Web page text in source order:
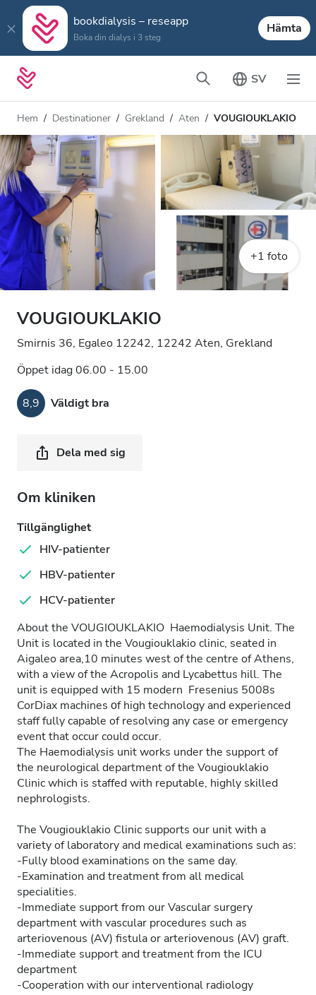
bookdialysis – reseapp
Boka din dialys i 3 steg
Hämta
SV
Hem Destinationer Grekland Aten VOUGIOUKLAKIO
+1 foto
VOUGIOUKLAKIO
Smirnis 36, Egaleo 12242, 12242 Aten, Grekland
Öppet idag 06.00 - 15.00
8,9 Väldigt bra
Dela med sig
Om kliniken
Tillgänglighet
HIV-patienter
HBV-patienter
HCV-patienter
About the VOUGIOUKLAKIO Haemodialysis Unit. The
Unit is located in the Vougiouklakio clinic, seated in
Aigaleo area,10 minutes west of the centre of Athens,
with a view of the Acropolis and Lycabettus hill. The
unit is equipped with 15 modern Fresenius 5008s
CorDiax machines οf high technology and experienced
staff fully capable of resolving any case or emergency
event that occur could occur.
The Haemodialysis unit works under the support of
the neurological department of the Vougiouklakio
Clinic which is staffed with reputable, highly skilled
nephrologists.
The Vougiouklakio Clinic supports our unit with a
variety of laboratory and medical examinations such as:
-Fully blood examinations on the same day.
-Examination and treatment from all medical
specialities.
-Immediate support from our Vascular surgery
department with vascular procedures such as
arteriovenous (AV) fistula or arteriovenous (AV) graft.
-Immediate support and treatment from the ICU
department
-Cooperation with our interventional radiology